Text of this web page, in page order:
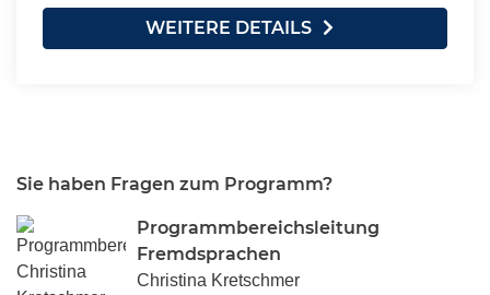
WEITERE DETAILS
Sie haben Fragen zum Programm?
Programmbereichsleitung
Fremdsprachen
Christina Kretschmer